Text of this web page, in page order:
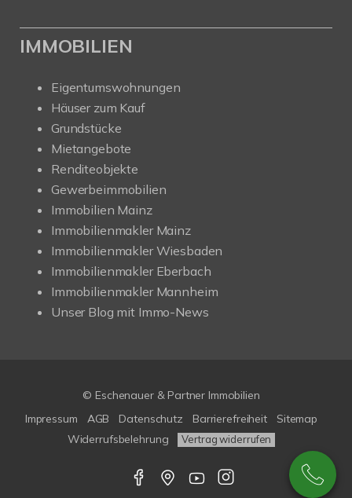
IMMOBILIEN
Eigentumswohnungen
Häuser zum Kauf
Grundstücke
Mietangebote
Renditeobjekte
Gewerbeimmobilien
Immobilien Mainz
Immobilienmakler Mainz
Immobilienmakler Wiesbaden
Immobilienmakler Eberbach
Immobilienmakler Mannheim
Unser Blog mit Immo-News
© Eschenauer & Partner Immobilien
Impressum
AGB Datenschutz Barrierefreiheit
Sitemap
Widerrufsbelehrung
Vertrag widerrufen